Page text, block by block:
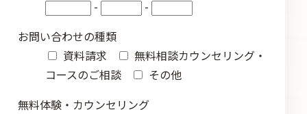
-
-
お問い合わせの種類
資料請求
無料相談カウンセリング・
コースのご相談
その他
無料体験・カウンセリング